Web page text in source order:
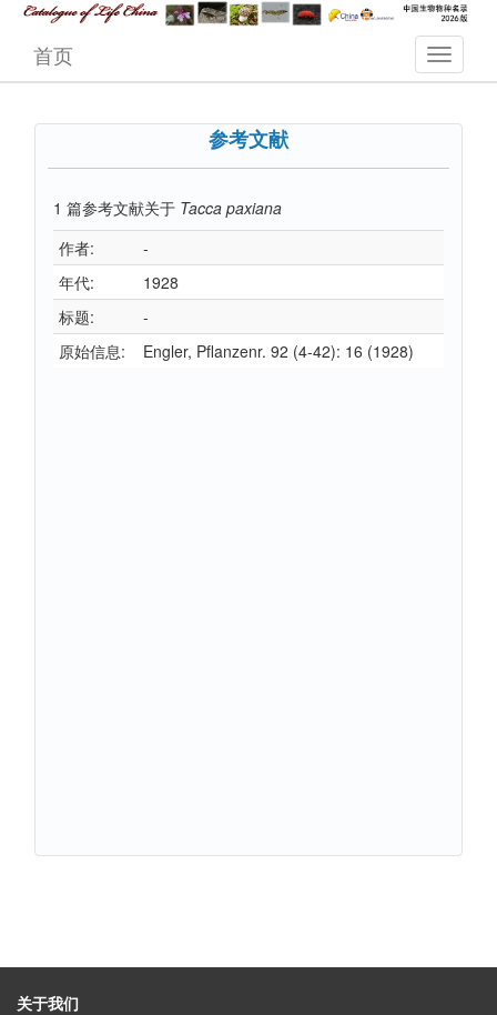
首页
参考文献
1 篇参考文献关于 Tacca paxiana
作者:
-
年代:
1928
标题:
-
原始信息:
Engler, Pflanzenr. 92 (4-42): 16 (1928)
关于我们